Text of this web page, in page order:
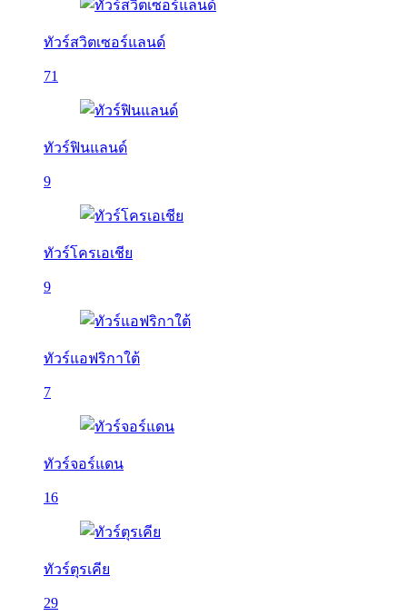
ทัวร์สวิตเซอร์แลนด์
71
ทัวร์ฟินแลนด์
9
ทัวร์โครเอเชีย
9
ทัวร์แอฟริกาใต้
7
ทัวร์จอร์แดน
16
ทัวร์ตุรเคีย
29